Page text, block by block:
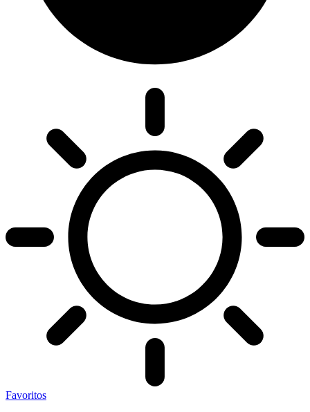
Favoritos